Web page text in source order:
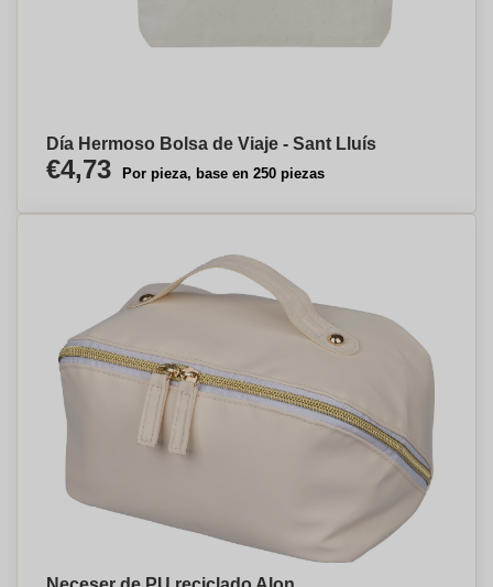
Día Hermoso Bolsa de Viaje - Sant Lluís
€4,73 Por pieza, base en 250 piezas